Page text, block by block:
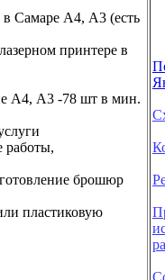
Самаре А4, А3 (есть
принтере в
А4, А3 -78 шт в мин.
работы,
брошюр
пластиковую